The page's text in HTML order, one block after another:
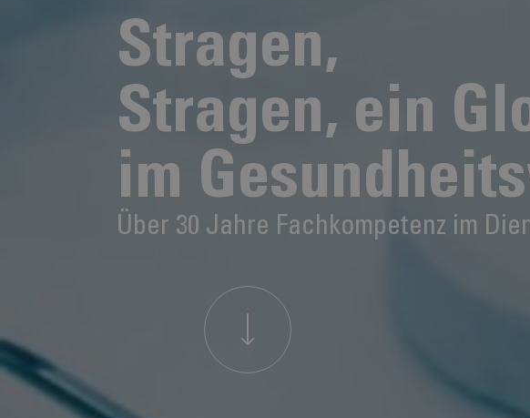
Stragen,
Stragen, ein
im
Über 30 Jahre Fachkompetenz im